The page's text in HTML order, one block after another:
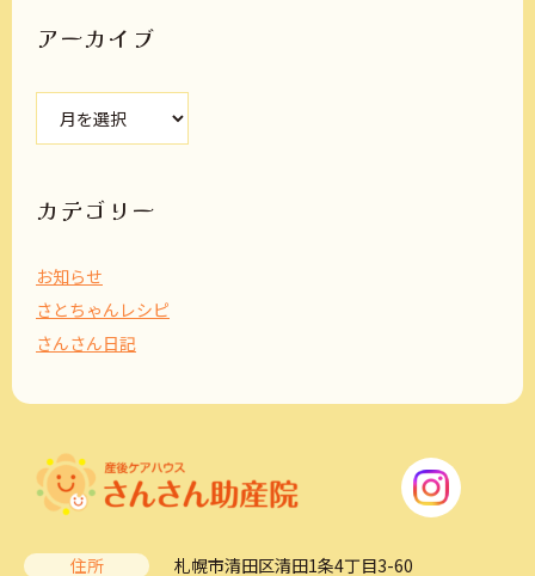
アーカイブ
ブ
カテゴリー
お知らせ
さとちゃんレシピ
さんさん日記
住所
札幌市清田区清田1条4丁目3-60